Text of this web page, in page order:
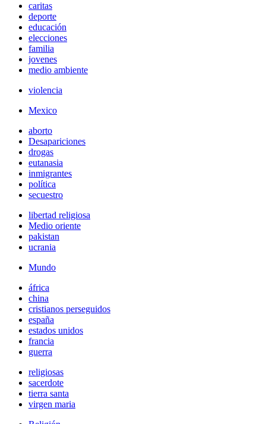
caritas
deporte
educación
elecciones
familia
jovenes
medio ambiente
violencia
Mexico
aborto
Desapariciones
drogas
eutanasia
inmigrantes
política
secuestro
libertad religiosa
Medio oriente
pakistan
ucrania
Mundo
áfrica
china
cristianos perseguidos
españa
estados unidos
francia
guerra
religiosas
sacerdote
tierra santa
virgen maria